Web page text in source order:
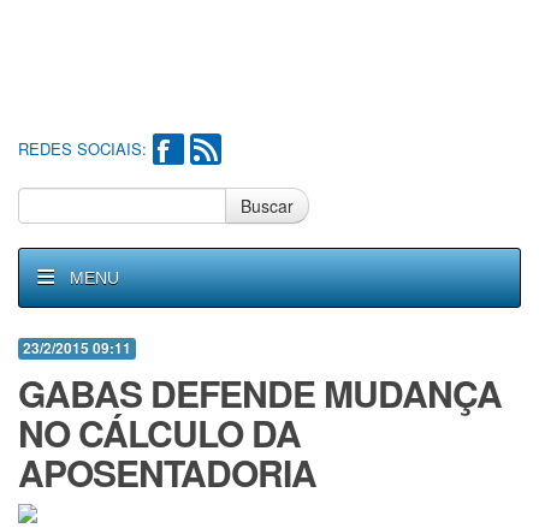
REDES SOCIAIS:
Buscar
MENU
23/2/2015 09:11
GABAS DEFENDE MUDANÇA
NO CÁLCULO DA
APOSENTADORIA